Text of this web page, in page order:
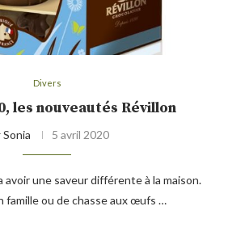
Divers
les nouveautés Révillon
Sonia 5 avril 2020
avoir une saveur différente à la maison.
famille ou de chasse aux œufs …